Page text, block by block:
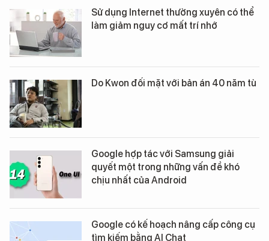
Sử dụng Internet thường xuyên có thể
làm giảm nguy cơ mất trí nhớ
Do Kwon đối mặt với bản án 40 năm tù
Google hợp tác với Samsung giải
quyết một trong những vấn đề khó
chịu nhất của Android
Google có kế hoạch nâng cấp công cụ
tìm kiếm bằng AI Chat